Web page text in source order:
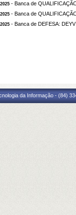
- Banca de
- Banca de
- Banca de DEFESA:
da Informação - (84)